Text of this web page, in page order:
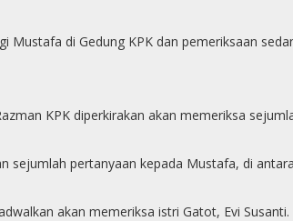
Mustafa di Gedung KPK dan pemeriksaan
KPK diperkirakan akan memeriksa
sejumlah pertanyaan kepada Mustafa, di
akan memeriksa istri Gatot, Evi Susanti.